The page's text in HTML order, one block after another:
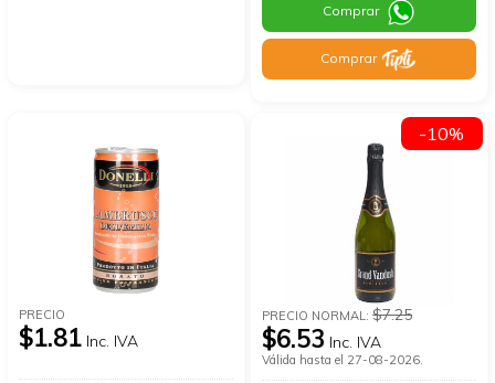
Comprar
Comprar
PRECIO
$1.81 Inc. IVA
PRECIO NORMAL:$7.25
$6.53 Inc. IVA
Válida hasta el 27-08-2026.
-10%